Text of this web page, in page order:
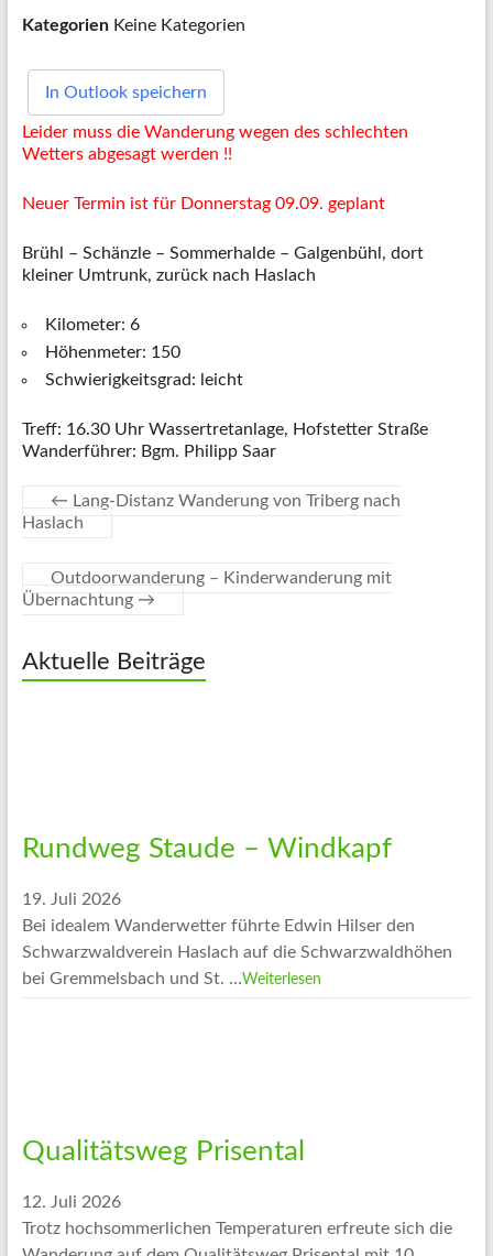
KategorienKeine Kategorien
In Outlook speichern
Leider muss die Wanderung wegen des schlechten
Wetters abgesagt werden !!
Neuer Termin ist für Donnerstag 09.09. geplant
Brühl – Schänzle – Sommerhalde – Galgenbühl, dort
kleiner Umtrunk, zurück nach Haslach
Kilometer: 6
Höhenmeter: 150
Schwierigkeitsgrad: leicht
Treff: 16.30 Uhr Wassertretanlage, Hofstetter Straße
Wanderführer: Bgm. Philipp Saar
← Lang-Distanz Wanderung von Triberg nach
Haslach
Outdoorwanderung – Kinderwanderung mit
Übernachtung →
Aktuelle Beiträge
Rundweg Staude – Windkapf
19. Juli 2026
Bei idealem Wanderwetter führte Edwin Hilser den
Schwarzwaldverein Haslach auf die Schwarzwaldhöhen
bei Gremmelsbach und St. …Weiterlesen
Qualitätsweg Prisental
12. Juli 2026
Trotz hochsommerlichen Temperaturen erfreute sich die